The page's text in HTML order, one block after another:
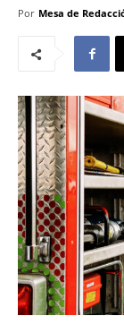
Por Mesa de